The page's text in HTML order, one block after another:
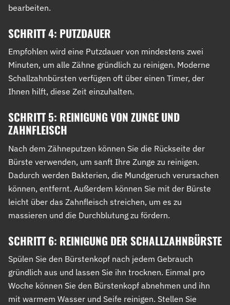
bearbeiten.
SCHRITT 4: PUTZDAUER
Empfohlen wird eine Putzdauer von mindestens zwei
Minuten, um alle Zähne gründlich zu reinigen. Moderne
Schallzahnbürsten verfügen oft über einen Timer, der
Ihnen hilft, diese Zeit einzuhalten.
SCHRITT 5: REINIGUNG VON ZUNGE UND
ZAHNFLEISCH
Nach dem Zähneputzen können Sie die Rückseite der
Bürste verwenden, um sanft Ihre Zunge zu reinigen.
Dadurch werden Bakterien, die Mundgeruch verursachen
können, entfernt. Außerdem können Sie mit der Bürste
leicht über das Zahnfleisch streichen, um es zu
massieren und die Durchblutung zu fördern.
SCHRITT 6: REINIGUNG DER SCHALLZAHNBÜRSTE
Spülen Sie den Bürstenkopf nach jedem Gebrauch
gründlich aus und lassen Sie ihn trocknen. Einmal pro
Woche können Sie den Bürstenkopf abnehmen und ihn
mit warmem Wasser und Seife reinigen. Stellen Sie